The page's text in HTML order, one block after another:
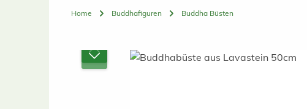
Home Buddhafiguren Buddha Büsten
Bildergalerie überspringen